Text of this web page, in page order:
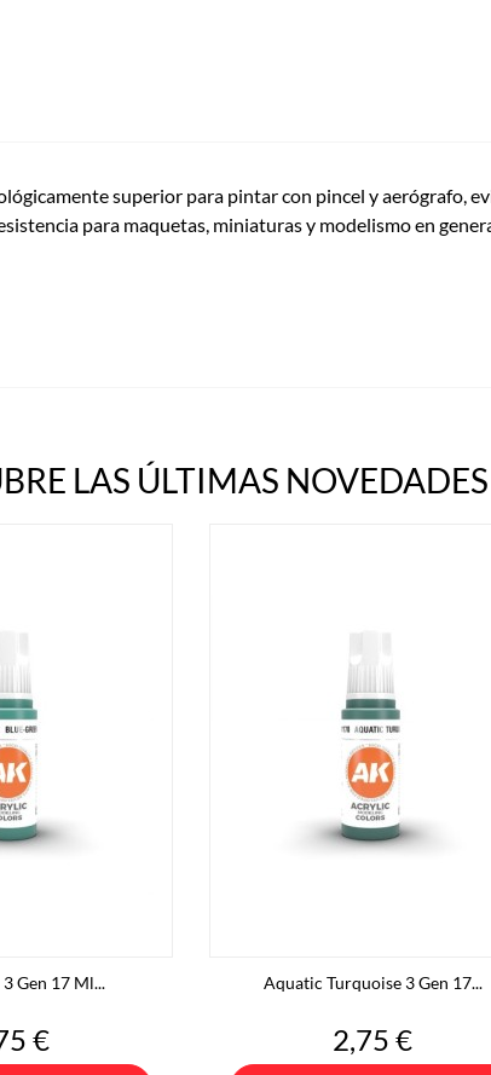
superior para pintar con pincel y aerógrafo,
para maquetas, miniaturas y modelismo en
LAS ÚLTIMAS
Gen 17 Ml...
€
Aquatic Turquoise 3 Gen 17...
Precio
2,75 €